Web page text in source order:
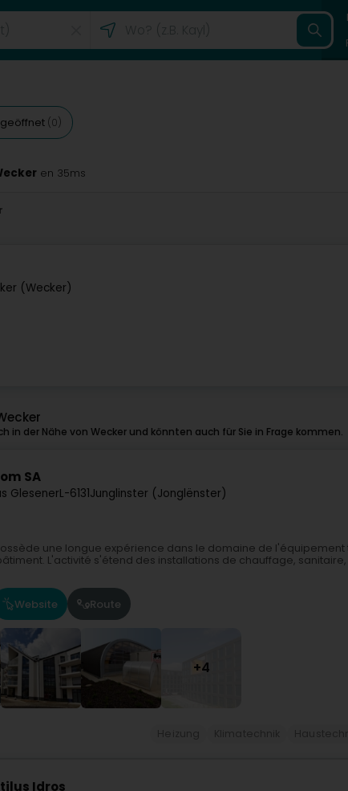
(0)
en 35ms
(Wecker)
in der Nähe von Wecker und könnten auch für Sie in Frage kommen.
SA
GlesenerL-6131Junglinster (Jonglënster)
une longue expérience dans le domaine de l'équipement
L'activité s'étend des installations de chauffage,
Website Route
+4
Idros